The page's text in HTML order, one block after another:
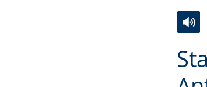
Audio-
Video
in